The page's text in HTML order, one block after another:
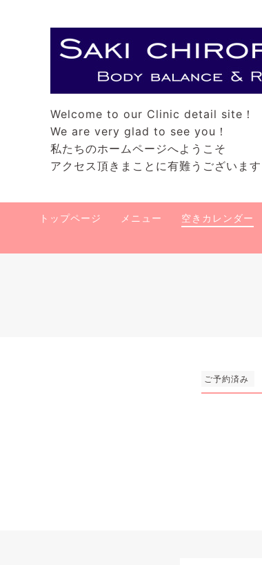
Welcome to our Clinic detail site！
We are very glad to see you！
私たちのホームページへようこそ
アクセス頂きまことに有難うございます
トップページ メニュー 空きカレンダー
ご予約済み